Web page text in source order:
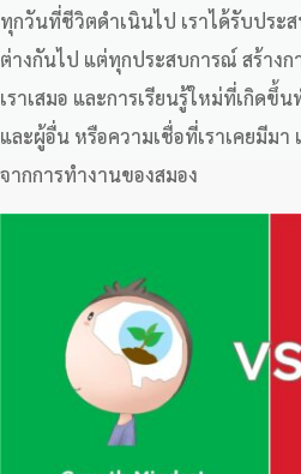
ทุกวันที่ชีวิตดำเนินไป เราได้รับประ
ต่างกันไป แต่ทุกประสบการณ์ สร้างก
เราเสมอ และการเรียนรู้ใหม่ที่เกิดขึ้
และผู้อื่น หรือความเชื่อที่เราเคยมีม
จากการทำงานของสมอง